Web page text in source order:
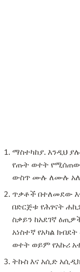
ማስተካከያ. እንዲህ
የጡት ወተት
ውስጥ ሙሉ ለሙሉ
ጥቃቶች በተለመደው
በድርጅቱ የሕፃናት
ስቃይን ከአደገኛ
አነስተኛ የአካል
ወተት ወይም የአኩሪ
ትኩስ እና አሲድ